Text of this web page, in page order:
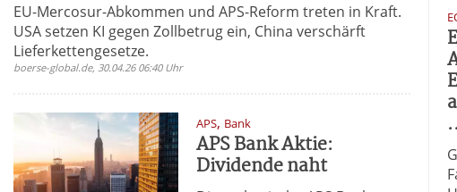
EU-Mercosur-Abkommen und APS-Reform treten in Kraft.
USA setzen KI gegen Zollbetrug ein, China verschärft
Lieferkettengesetze.
boerse-global.de, 30.04.26 06:40 Uhr
APS, Bank
APS Bank Aktie:
Dividende naht